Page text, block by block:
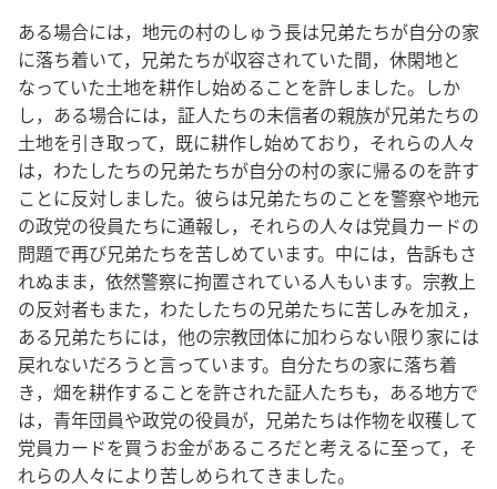
ある場合には，地元の村のしゅう長は兄弟たちが自分の家
に落ち着いて，兄弟たちが収容されていた間，休閑地と
なっていた土地を耕作し始めることを許しました。しか
し，ある場合には，証人たちの未信者の親族が兄弟たちの
土地を引き取って，既に耕作し始めており，それらの人々
は，わたしたちの兄弟たちが自分の村の家に帰るのを許す
ことに反対しました。彼らは兄弟たちのことを警察や地元
の政党の役員たちに通報し，それらの人々は党員カードの
問題で再び兄弟たちを苦しめています。中には，告訴もさ
れぬまま，依然警察に拘置されている人もいます。宗教上
の反対者もまた，わたしたちの兄弟たちに苦しみを加え，
ある兄弟たちには，他の宗教団体に加わらない限り家には
戻れないだろうと言っています。自分たちの家に落ち着
き，畑を耕作することを許された証人たちも，ある地方で
は，青年団員や政党の役員が，兄弟たちは作物を収穫して
党員カードを買うお金があるころだと考えるに至って，そ
れらの人々により苦しめられてきました。